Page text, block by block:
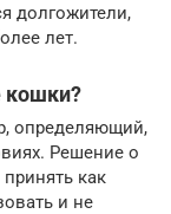
долгожители,
лет.
кошки?
определяющий,
Решение о
как
и не